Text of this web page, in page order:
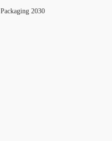
Packaging 2030